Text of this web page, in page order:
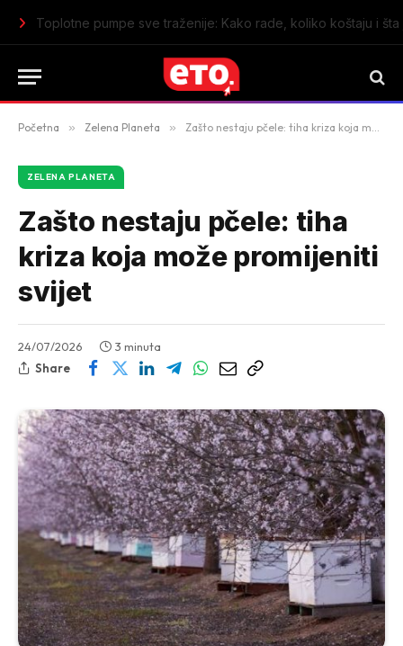
Iran postavio uslove za otvaranje Ormuskog moreuza: Traže
Početna » Zelena Planeta » Zašto nestaju pčele: tiha kriza koja može promijeniti svijet
ZELENA PLANETA
Zašto nestaju pčele: tiha
kriza koja može promijeniti
svijet
24/07/2026
3 minuta
Share